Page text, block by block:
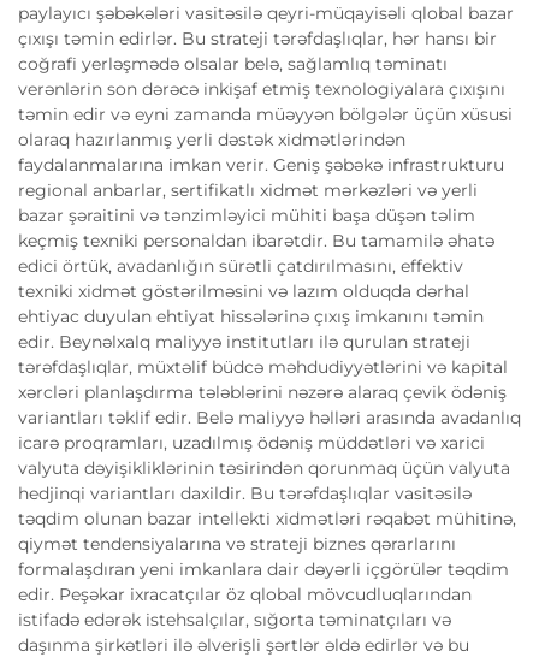
paylayıcı şəbəkələri vasitəsilə qeyri-müqayisəli qlobal bazar
çıxışı təmin edirlər. Bu strateji tərəfdaşlıqlar, hər hansı bir
coğrafi yerləşmədə olsalar belə, sağlamlıq təminatı
verənlərin son dərəcə inkişaf etmiş texnologiyalara çıxışını
təmin edir və eyni zamanda müəyyən bölgələr üçün xüsusi
olaraq hazırlanmış yerli dəstək xidmətlərindən
faydalanmalarına imkan verir. Geniş şəbəkə infrastrukturu
regional anbarlar, sertifikatlı xidmət mərkəzləri və yerli
bazar şəraitini və tənzimləyici mühiti başa düşən təlim
keçmiş texniki personaldan ibarətdir. Bu tamamilə əhatə
edici örtük, avadanlığın sürətli çatdırılmasını, effektiv
texniki xidmət göstərilməsini və lazım olduqda dərhal
ehtiyac duyulan ehtiyat hissələrinə çıxış imkanını təmin
edir. Beynəlxalq maliyyə institutları ilə qurulan strateji
tərəfdaşlıqlar, müxtəlif büdcə məhdudiyyətlərini və kapital
xərcləri planlaşdırma tələblərini nəzərə alaraq çevik ödəniş
variantları təklif edir. Belə maliyyə həlləri arasında avadanlıq
icarə proqramları, uzadılmış ödəniş müddətləri və xarici
valyuta dəyişikliklərinin təsirindən qorunmaq üçün valyuta
hedjinqi variantları daxildir. Bu tərəfdaşlıqlar vasitəsilə
təqdim olunan bazar intellekti xidmətləri rəqabət mühitinə,
qiymət tendensiyalarına və strateji biznes qərarlarını
formalaşdıran yeni imkanlara dair dəyərli içgörülər təqdim
edir. Peşəkar ixracatçılar öz qlobal mövcudluqlarından
istifadə edərək istehsalçılar, sığorta təminatçıları və
daşınma şirkətləri ilə əlverişli şərtlər əldə edirlər və bu